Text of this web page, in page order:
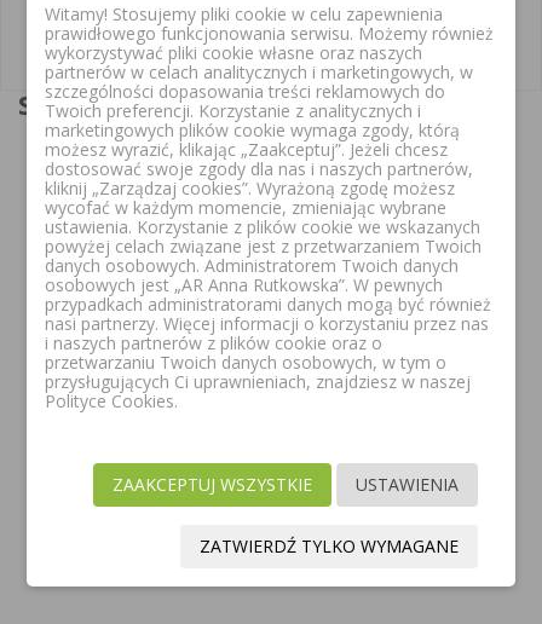
CENA
MARKA
SPŁUCZKI
FILTR Nazwa, A do Zarrow_drop_down
ROCA GAP ROUND
KOMPAKTU WC BIAŁY
ROCA GAP ROUND
SPŁUCZKA ZBIORNIK DO
KOMPAKTU WC BIAŁY
Witamy! Stosujemy pliki cookie w celu zapewnienia
prawidłowego funkcjonowania serwisu. Możemy również
wykorzystywać pliki cookie własne oraz naszych
partnerów w celach analitycznych i marketingowych, w
szczególności dopasowania treści reklamowych do
Twoich preferencji. Korzystanie z analitycznych i
marketingowych plików cookie wymaga zgody, którą
możesz wyrazić, klikając „Zaakceptuj”. Jeżeli chcesz
dostosować swoje zgody dla nas i naszych partnerów,
kliknij „Zarządzaj cookies”. Wyrażoną zgodę możesz
wycofać w każdym momencie, zmieniając wybrane
ustawienia. Korzystanie z plików cookie we wskazanych
powyżej celach związane jest z przetwarzaniem Twoich
danych osobowych. Administratorem Twoich danych
osobowych jest „AR Anna Rutkowska”. W pewnych
przypadkach administratorami danych mogą być również
nasi partnerzy. Więcej informacji o korzystaniu przez nas
i naszych partnerów z plików cookie oraz o
przetwarzaniu Twoich danych osobowych, w tym o
przysługujących Ci uprawnieniach, znajdziesz w naszej
Polityce Cookies.
USTAWIENIA
ZAAKCEPTUJ WSZYSTKIE
ZATWIERDŹ TYLKO WYMAGANE